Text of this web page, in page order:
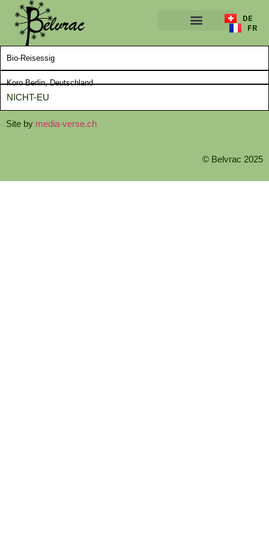
DE
FR
Bio-Reisessig
Koro Berlin, Deutschland
NICHT-EU
Site by media-verse.ch
© Belvrac 2025